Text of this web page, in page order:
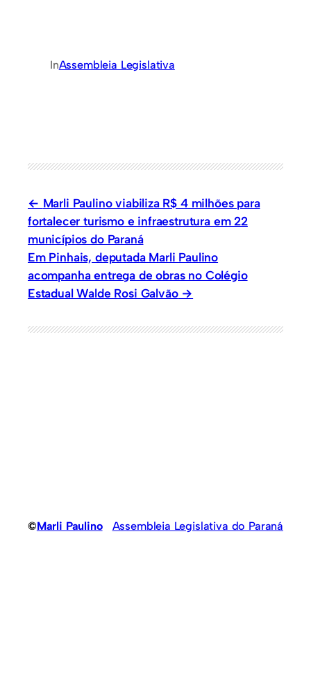
InAssembleia Legislativa
Marli Paulino viabiliza R$ 4 milhões para
fortalecer turismo e infraestrutura em 22
municípios do Paraná
Em Pinhais, deputada Marli Paulino
acompanha entrega de obras no Colégio
Estadual Walde Rosi Galvão
©Marli Paulino Assembleia Legislativa do Paraná